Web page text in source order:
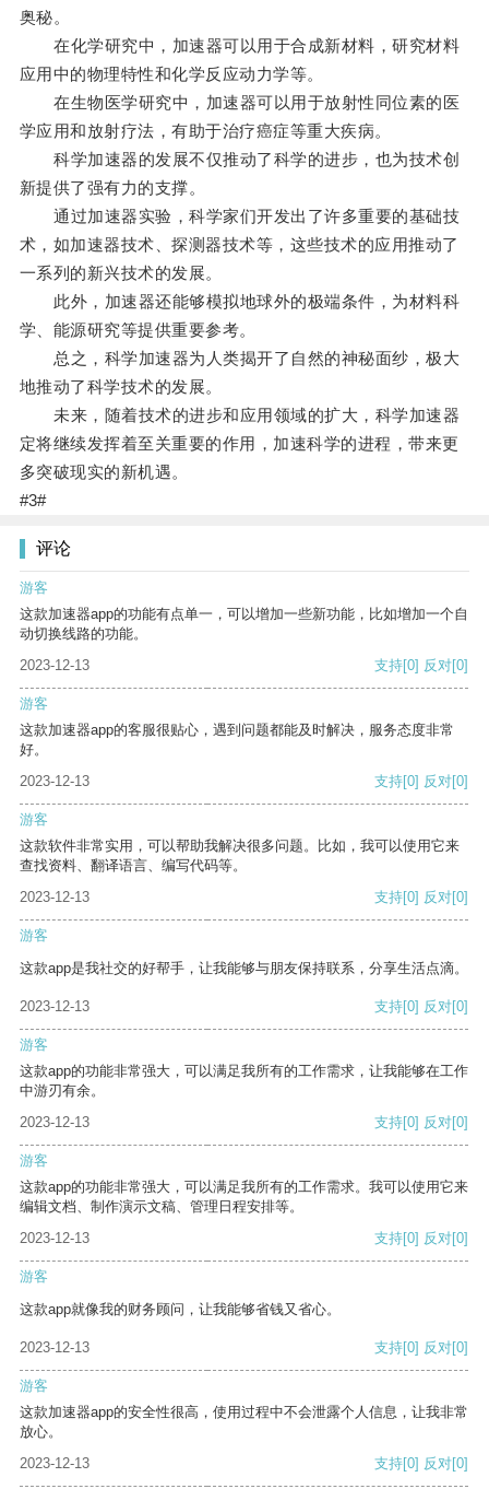
奥秘。
在化学研究中，加速器可以用于合成新材料，研究材料
应用中的物理特性和化学反应动力学等。
在生物医学研究中，加速器可以用于放射性同位素的医
学应用和放射疗法，有助于治疗癌症等重大疾病。
科学加速器的发展不仅推动了科学的进步，也为技术创
新提供了强有力的支撑。
通过加速器实验，科学家们开发出了许多重要的基础技
术，如加速器技术、探测器技术等，这些技术的应用推动了
一系列的新兴技术的发展。
此外，加速器还能够模拟地球外的极端条件，为材料科
学、能源研究等提供重要参考。
总之，科学加速器为人类揭开了自然的神秘面纱，极大
地推动了科学技术的发展。
未来，随着技术的进步和应用领域的扩大，科学加速器
定将继续发挥着至关重要的作用，加速科学的进程，带来更
多突破现实的新机遇。
#3#
评论
游客
这款加速器app的功能有点单一，可以增加一些新功能，比如增加一个自
动切换线路的功能。
2023-12-13
支持[0] 反对[0]
游客
这款加速器app的客服很贴心，遇到问题都能及时解决，服务态度非常
好。
2023-12-13
支持[0] 反对[0]
游客
这款软件非常实用，可以帮助我解决很多问题。比如，我可以使用它来
查找资料、翻译语言、编写代码等。
2023-12-13
支持[0] 反对[0]
游客
这款app是我社交的好帮手，让我能够与朋友保持联系，分享生活点滴。
2023-12-13 支持[0] 反对[0]
游客
这款app的功能非常强大，可以满足我所有的工作需求，让我能够在工作
中游刃有余。
2023-12-13
支持[0] 反对[0]
游客
这款app的功能非常强大，可以满足我所有的工作需求。我可以使用它来
编辑文档、制作演示文稿、管理日程安排等。
2023-12-13
支持[0] 反对[0]
游客
这款app就像我的财务顾问，让我能够省钱又省心。
2023-12-13 支持[0] 反对[0]
游客
这款加速器app的安全性很高，使用过程中不会泄露个人信息，让我非常
放心。
2023-12-13
支持[0] 反对[0]